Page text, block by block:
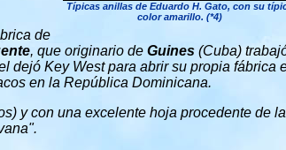
Típicas anillas de Eduardo H. Gato, con su
color amarillo. (*4)
de
, que originario de Guines (Cuba)
dejó Key West para abrir su propia fábrica
en la República Dominicana.
y con una excelente hoja procedente de